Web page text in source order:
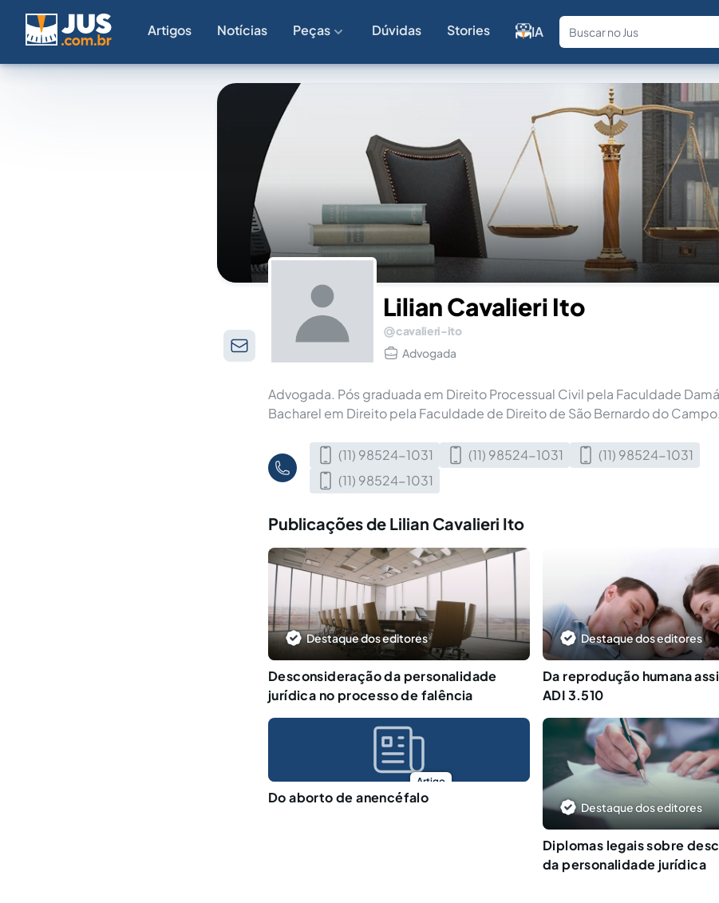
Artigos Notícias Peças Dúvidas Stories IA
Fale com a
Lilian Cavalieri Ito
cavalieri-ito
Advogada
Advogada. Pós graduada em Direito Processual Civil pela Faculdade
Bacharel em Direito pela Faculdade de Direito de São Bernardo do Campo.
(11) 98524-1031 (11) 98524-1031
(11) 98524-1031
(11) 98524-1031
Publicações de Lilian Cavalieri Ito
Destaque dos editores
Desconsideração da personalidade
jurídica no processo de falência
Destaque dos editores
Da reprodução humana
ADI 3.510
Artigo
Do aborto de anencéfalo
Destaque dos editores
Diplomas legais sobre
da personalidade jurídica